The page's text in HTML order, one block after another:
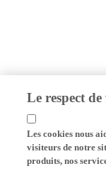
Le respect de
Les cookies nous
visiteurs de notre
produits, nos